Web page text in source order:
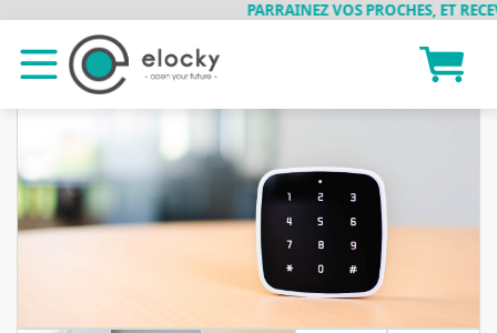
PARRAINEZ VOS PROCHES, ET